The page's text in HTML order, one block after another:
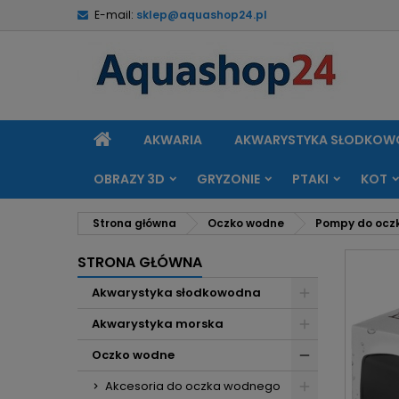
E-mail: sklep@aquashop24.pl
STRONAAKWARIA AKWARYSTYKA
OBRAZY 3D GRYZONIE PTAKI KOT
Strona główna Oczko wodne Pompy do
STRONA GŁÓWNA
Akwarystyka słodkowodna
Akwarystyka morska
Oczko wodne
Akcesoria do oczka wodnego